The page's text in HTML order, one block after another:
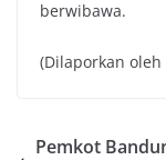
berwibawa.
(Dilaporkan
Pemkot